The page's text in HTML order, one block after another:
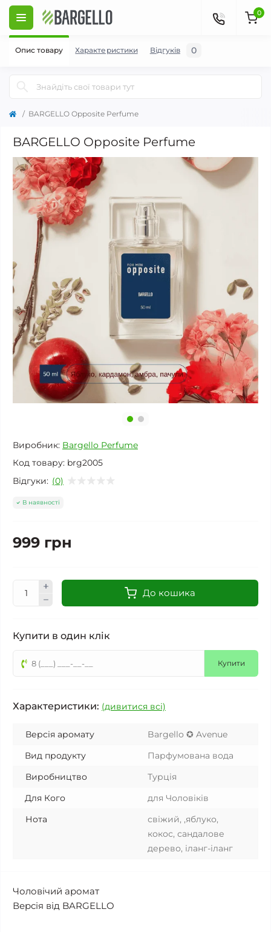
0
BARGELLO Opposite Perfume
BARGELLO Opposite Perfume
Виробник: Bargello Perfume
Код товару: brg2005
Відгуки: (0)
В наявності
999 грн
До кошика
Купити в один клік
Купити
Характеристики: (дивитися всі)
Версія аромату
Bargello ✪ Avenue
Вид продукту
Парфумована вода
Виробництво
Турція
Для Кого
для Чоловіків
Нота
свіжий, ,яблуко,
кокос, сандалове
дерево, іланг-іланг
Опис товару Характеристики Відгуків 0
Чоловічий аромат
Версія від BARGELLO